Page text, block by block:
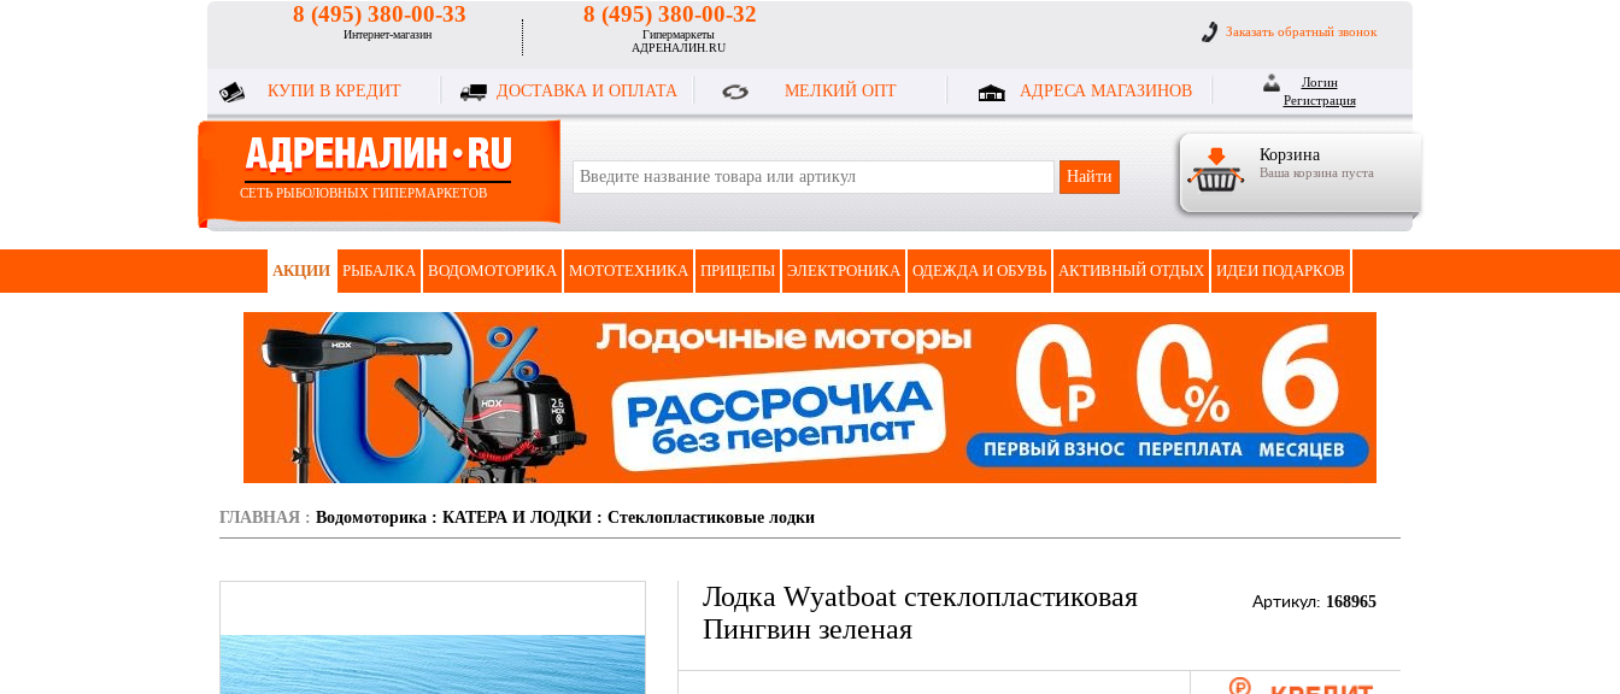
8 (495) 380-00-33
Интернет-магазин
8 (495) 380-00-32
Гипермаркеты
АДРЕНАЛИН.RU
Заказать обратный звонок
КУПИ В КРЕДИТ ДОСТАВКА И ОПЛАТА МЕЛКИЙ ОПТ АДРЕСА МАГАЗИНОВ
Логин
Регистрация
Корзина
Ваша корзина пуста
СЕТЬ РЫБОЛОВНЫХ ГИПЕРМАРКЕТОВ
АКЦИИ РЫБАЛКА ВОДОМОТОРИКА МОТОТЕХНИКА ПРИЦЕПЫ ЭЛЕКТРОНИКА ОДЕЖДА И ОБУВЬ АКТИВНЫЙ ОТДЫХ ИДЕИ ПОДАРКОВ
ГЛАВНАЯ : Водомоторика : КАТЕРА И ЛОДКИ : Стеклоплаcтиковые лодки
Лодка Wyatboat стеклопластиковая
Пингвин зеленая
Артикул: 168965